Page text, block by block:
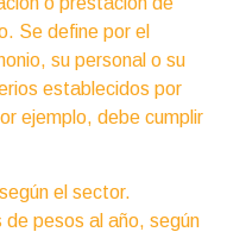
Se define por el
su personal o su
establecidos por
ejemplo, debe cumplir
el sector.
pesos al año, según